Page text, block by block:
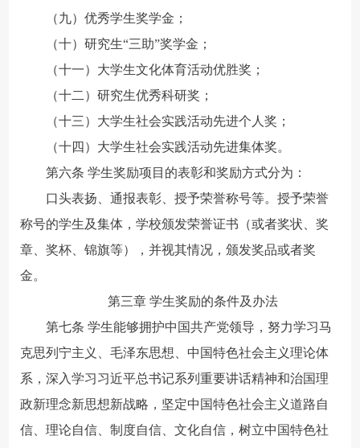
（九）优秀学生奖学金；
（十）研究生“三助”奖学金；
（十一）大学生文化体育活动优胜奖；
（十二）研究生优秀科研奖；
（十三）大学生社会实践活动先进个人奖；
（十四）大学生社会实践活动先进集体奖。
第六条 学生奖励项目的表彰和奖励方式分为：
口头表扬、通报表彰、授予荣誉称号等。授予荣誉
称号的学生及集体，学校颁发荣誉证书（或者奖状、奖
章、奖杯、锦旗等），并视其情况，颁发奖品或者奖
金。
第三章 学生奖励的条件及办法
第七条 学生能够拥护中国共产党领导，努力学习马
克思列宁主义、毛泽东思想、中国特色社会主义理论体
系，深入学习习近平总书记系列重要讲话精神和治国理
政新理念新思想新战略，坚定中国特色社会主义道路自
信、理论自信、制度自信、文化自信，树立中国特色社